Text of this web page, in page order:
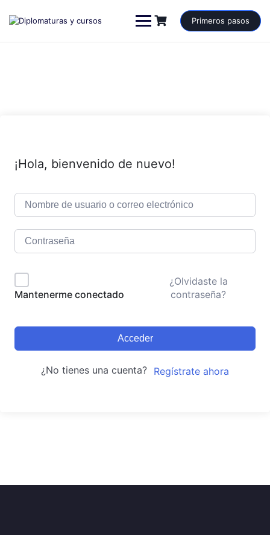
contenido
Primeros pasos
¡Hola, bienvenido de nuevo!
Mantenerme conectado
¿Olvidaste la
contraseña?
Acceder
¿No tienes una cuenta? Regístrate ahora